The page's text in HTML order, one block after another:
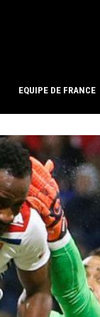
EQUIPE DE FRANCE